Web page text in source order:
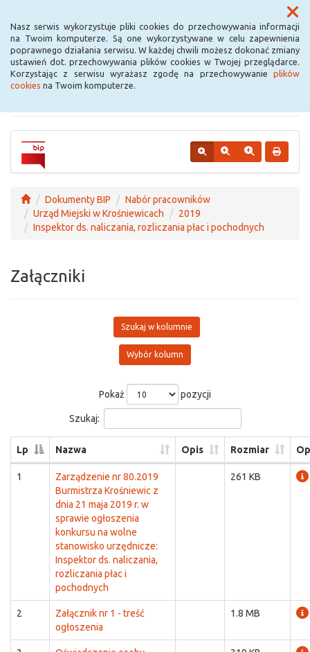
Nasz serwis wykorzystuje pliki cookies do przechowywania informacji
na Twoim komputerze. Są one wykorzystywane w celu zapewnienia
poprawnego działania serwisu. W każdej chwili możesz dokonać zmiany
ustawień dot. przechowywania plików cookies w Twojej przeglądarce.
Korzystając z serwisu wyrażasz zgodę na przechowywanie plików
cookies na Twoim komputerze.
Menu
Urząd Miejski w
Krośniewicach
Dokumenty BIP
Nabór pracowników
Urząd Miejski w Krośniewicach
2019
Inspektor ds. naliczania, rozliczania płac i pochodnych
Załączniki
Szukaj w kolumnie
Wybór kolumn
Pokaż pozycji
Szukaj:
Lp Nazwa Opis Rozmiar
1
Zarządzenie nr 80.2019
Burmistrza Krośniewic z
dnia 21 maja 2019 r. w
sprawie ogłoszenia
konkursu na wolne
stanowisko urzędnicze:
Inspektor ds. naliczania,
rozliczania płac i
pochodnych
261 KB
2
Załącznik nr 1 - treść
ogłoszenia
1.8 MB